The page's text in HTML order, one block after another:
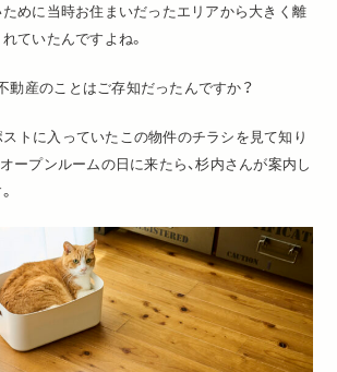
めに当時お住まいだったエリアから大きく離
ていたんですよね。
動産のことはご存知だったんですか？
ストに入っていたこの物件のチラシを見て知り
ープンルームの日に来たら、杉内さんが案内し